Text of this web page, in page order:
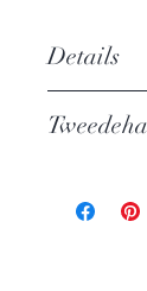
Details
Uitgever:
Bindwijze: